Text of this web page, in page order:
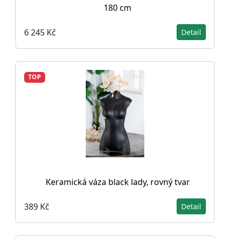
180 cm
6 245 Kč Detail
TOP
Keramická váza black lady, rovný tvar
389 Kč Detail